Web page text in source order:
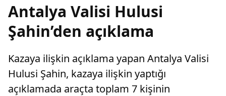
Antalya Valisi Hulusi
Şahin’den açıklama
Kazaya ilişkin açıklama yapan Antalya Valisi
Hulusi Şahin, kazaya ilişkin yaptığı
açıklamada araçta toplam 7 kişinin